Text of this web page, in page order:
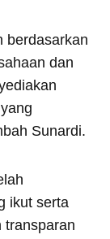
berdasarkan
dan
Sunardi.
ikut serta
transparan